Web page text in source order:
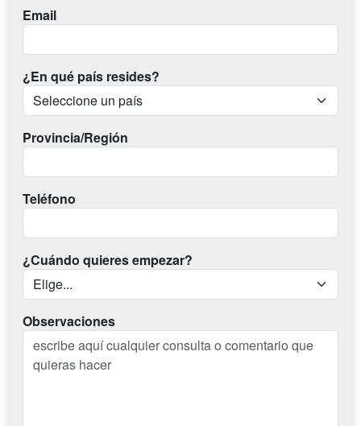
Email
¿En qué país resides?
Provincia/Región
Teléfono
¿Cuándo quieres empezar?
Observaciones